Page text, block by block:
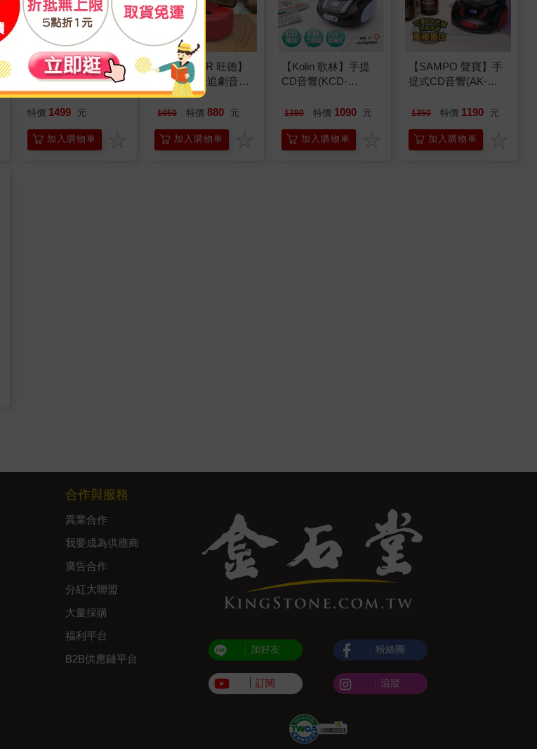
【HP 惠普】SS251P
多功能 無線觸控 伸
縮簡報筆 (綠光充電
版）黑
特價 1499 元
加入購物車
【WONDER 旺德】
重低音藍牙追劇音響
(WS-T037U)
1050 特價 880 元
加入購物車
【Kolin 歌林】手提
CD音響(KCD-
1380 特價 1090 元
加入購物車
【SAMPO 聲寶】手
提式CD音響(AK-
1350 特價 1190 元
加入購物車
合作與服務
異業合作
我要成為供應商
廣告合作
分紅大聯盟
大量採購
福利平台
B2B供應鏈平台
加好友
訂閱
粉絲團
追蹤